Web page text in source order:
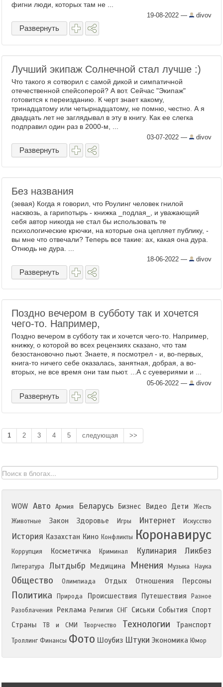
фигни люди, которых там не ...
19-08-2022 — divov
Развернуть
Лучший экипаж Солнечной стал лучше :)
Что такого я сотворил с самой дикой и симпатичной
отечественной спейсоперой? А вот. Сейчас "Экипаж"
готовится к переизданию. К черт знает какому,
тринадцатому или четырнадцатому, не помню, честно. А я
двадцать лет не заглядывал в эту в книгу. Как ее слегка
подправил один раз в 2000-м, ...
03-07-2022 — divov
Развернуть
Без названия
(зевая) Когда я говорил, что Роулинг человек гнилой
насквозь, а гарипотырь - книжка _подлая_, и уважающий
себя автор никогда не стал бы использовать те
психологические крючки, на которые она цепляет публику, -
вы мне что отвечали? Теперь все такие: ах, какая она дура.
Отнюдь не дура. ...
18-06-2022 — divov
Развернуть
Поздно вечером в субботу так и хочется
чего-то. Например,
Поздно вечером в субботу так и хочется чего-то. Например,
книжку, о которой во всех рецензиях сказано, что там
безостановочно пьют. Знаете, я посмотрел - и, во-первых,
книга-то ничего себе оказалась, занятная, добрая, а во-
вторых, не все время они там пьют. ...А с суевериями и ...
05-06-2022 — divov
Развернуть
1 2 3 4 5 следующая >>
WOW Авто Армия Беларусь Бизнес Видео Дети
Жесть
Животные
Закон Здоровье Игры Интернет Искусство
История Казахстан Кино Конфликты Коронавирус
Коррупция Косметичка Криминал Кулинария Ликбез
Литература Лытдыбр Медицина Мнения Музыка Наука
Общество Олимпиада Отдых Отношения Персоны
Политика Природа Происшествия Путешествия
Разное
Разоблачения
Реклама Религия СНГ Сиськи События Спорт
Страны
ТВ и СМИ Творчество Технологии Транспорт
Троллинг Финансы Фото Шоубиз Штуки Экономика Юмор